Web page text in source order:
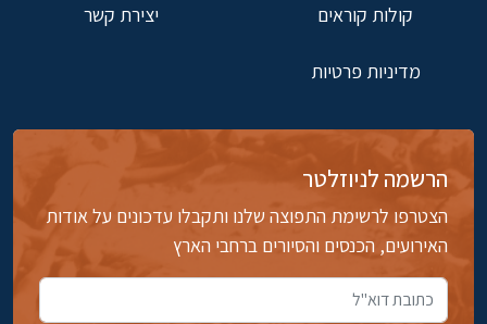
קולות קוראים יצירת קשר
מדיניות פרטיות
הרשמה לניוזלטר
הצטרפו לרשימת התפוצה שלנו ותקבלו עדכונים על אודות
האירועים, הכנסים והסיורים ברחבי הארץ